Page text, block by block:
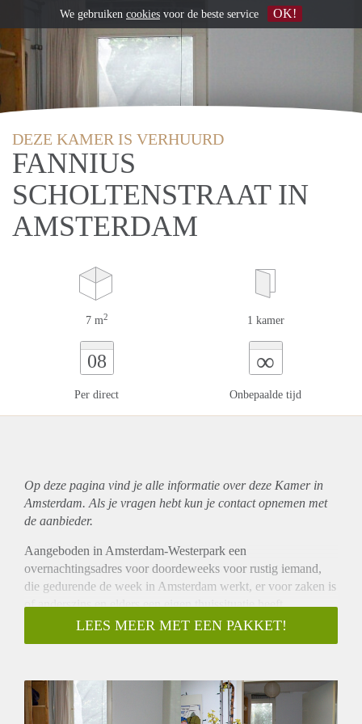
DEZE KAMER IS VERHUURD
FANNIUS
SCHOLTENSTRAAT IN
AMSTERDAM
7 m2 1 kamer
08
Per direct
∞
Onbepaalde tijd
Op deze pagina vind je alle informatie over deze Kamer in
Amsterdam. Als je vragen hebt kun je contact opnemen met
de aanbieder.
Aangeboden in Amsterdam-Westerpark een
overnachtingsadres voor doordeweeks voor rustig iemand,
die gedurende de week in Amsterdam werkt, er voor zaken is
of anderszins en elders een eigen thuissituatie heeft.
Het betreft een kleine, gemeubileerde kamer in een
eenvoudig appartement dat bewoond wordt door een rustige,
voor overdag bedoeld.
Voor maximaal 4 nachten per week (overnachting in het
LEES MEER MET EEN PAKKET!
We gebruiken cookies voor de beste service OK!